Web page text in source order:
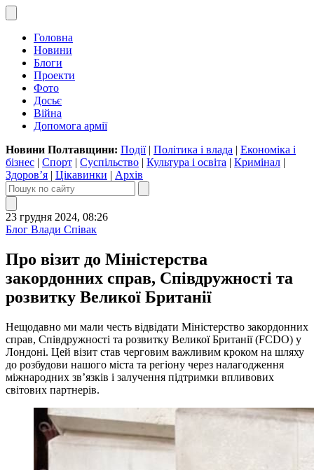
Головна
Новини
Блоги
Проекти
Фото
Досьє
Війна
Допомога армії
Новини Полтавщини: Події| Політика і влада | Економіка і
бізнес | Спорт | Суспільство | Культура і освіта | Кримінал |
Здоров’я | Цікавинки | Архів
23 грудня 2024, 08:26
Блог Влади Співак
Про візит до Міністерства
закордонних справ, Співдружності та
розвитку Великої Британії
Нещодавно ми мали честь відвідати Міністерство закордонних
справ, Співдружності та розвитку Великої Британії (FCDO) у
Лондоні. Цей візит став черговим важливим кроком на шляху
до розбудови нашого міста та регіону через налагодження
міжнародних зв’язків і залучення підтримки впливових
світових партнерів.